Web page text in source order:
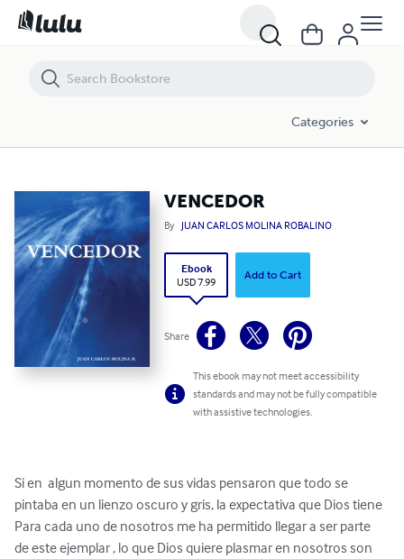
Categories
VENCEDOR
By JUAN CARLOS MOLINA ROBALINO
Ebook
USD 7.99
Add to Cart
Share
This ebook may not meet accessibility
standards and may not be fully compatible
with assistive technologies.
Si en  algun momento de sus vidas pensaron que todo se
pintaba en un lienzo oscuro y gris, la expectativa que Dios tiene
Para cada uno de nosotros me ha permitido llegar a ser parte
de este ejemplar , lo que Dios quiere plasmar en nosotros son
VENCEDOR